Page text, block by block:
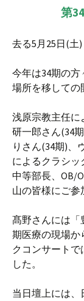
第
去る5月25日(土
今年は34期の
場所を移しての
浅原宗教主任に
研一郎さん(34
りさん(34期)、
によるクラシ
中等部長、OB/
山の皆様にご参
髙野さんには「
期医療の現場か
クコンサートで
した。
当日壇上には、